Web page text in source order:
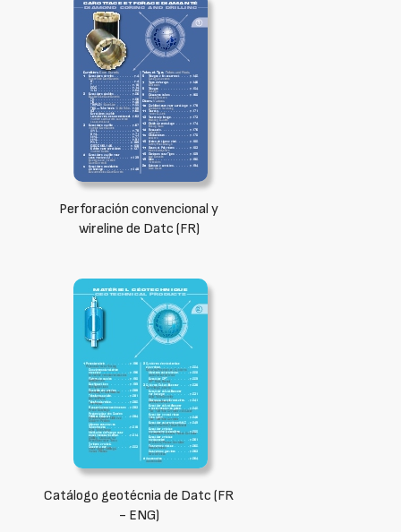
Perforación convencional y
wireline de Datc (FR)
Catálogo geotécnia de Datc (FR
- ENG)